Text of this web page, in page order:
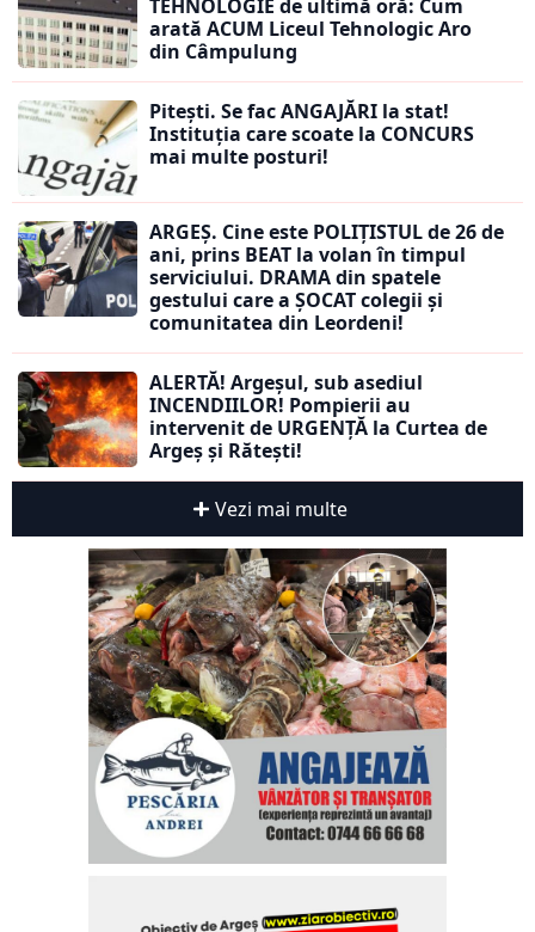
TEHNOLOGIE de ultimă oră: Cum
arată ACUM Liceul Tehnologic Aro
din Câmpulung
Pitești. Se fac ANGAJĂRI la stat!
Instituția care scoate la CONCURS
mai multe posturi!
ARGEȘ. Cine este POLIȚISTUL de 26 de
ani, prins BEAT la volan în timpul
serviciului. DRAMA din spatele
gestului care a ȘOCAT colegii și
comunitatea din Leordeni!
ALERTĂ! Argeșul, sub asediul
INCENDIILOR! Pompierii au
intervenit de URGENȚĂ la Curtea de
Argeș și Rătești!
Vezi mai multe